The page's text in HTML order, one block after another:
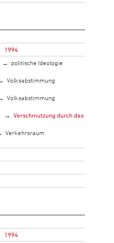
1994
politische Ideologie
Volksabstimmung
Volksabstimmung
Verschmutzung durch das
Verkehrsraum
1994